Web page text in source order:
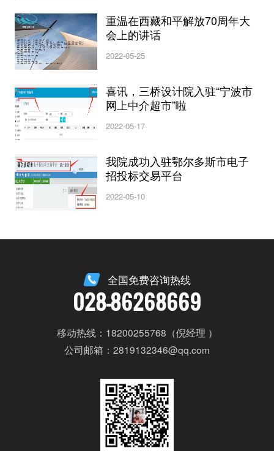
重温在西藏和平解放70周年大
会上的讲话
2022-05-25
喜讯，三桥设计院入驻“宁波市
网上中介超市”啦
2022-05-17
我院成功入驻鄂尔多斯市电子
招投标交易平台
2022-05-10
全国免费咨询热线
028-86268669
移动热线：18200255768（倪经理 ）
公司邮箱：2819132346@qq.com